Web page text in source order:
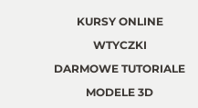
KURSY ONLINE
WTYCZKI
DARMOWE TUTORIALE
MODELE 3D